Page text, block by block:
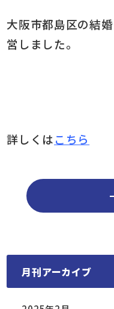
大阪市都島区の結
営しました。
詳しくはこちら
月刊アーカイブ